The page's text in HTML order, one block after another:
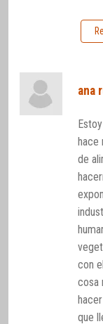
ana
hace
de
con
cosa
que